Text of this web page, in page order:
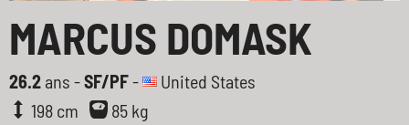
MARCUS DOMASK
26.2 ans -SF/PF-
United States
198 cm
85 kg